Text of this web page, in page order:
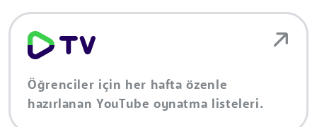
Öğrenciler için her hafta özenle
hazırlanan YouTube oynatma listeleri.